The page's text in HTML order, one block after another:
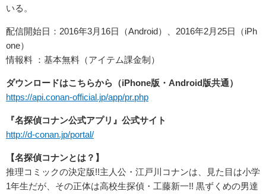
いる。
配信開始日：2016年3月16日（Android）、2016年2月25日（iPh
one）
情報料 ：基本無料（アイテム課金制）
ダウンロードはこちらから（iPhone版・Android版共通）
https://api.conan-official.jp/app/pr.php
『名探偵コナン公式アプリ』公式サイト
http://d-conan.jp/portal/
【名探偵コナンとは？】
推理コミックの決定版!!主人公・江戸川コナンは、見た目は小学
1年生だが、その正体は高校生探偵・工藤新一!! 黒ずくめの男達